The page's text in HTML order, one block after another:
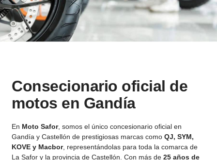
Consecionario oficial de
motos en Gandía
En Moto Safor, somos el único concesionario oficial en
Gandía y Castellón de prestigiosas marcas como QJ, SYM,
KOVE y Macbor, representándolas para toda la comarca de
La Safor y la provincia de Castellón. Con más de 25 años de